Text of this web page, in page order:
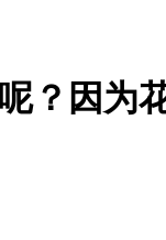
？因为